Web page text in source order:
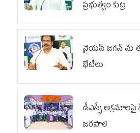
ప్రభుత్వం కుట్ర
వైయ‌స్ జగన్‌ ను
భేటీలు
డీఎస్సీ
జరపాలి